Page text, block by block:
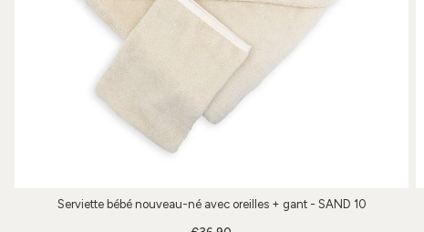
Serviette bébé nouveau-né avec oreilles + gant - SAND 10